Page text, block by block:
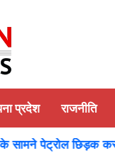
प्रदेश राजनीति
पेट्रोल छिड़क कर